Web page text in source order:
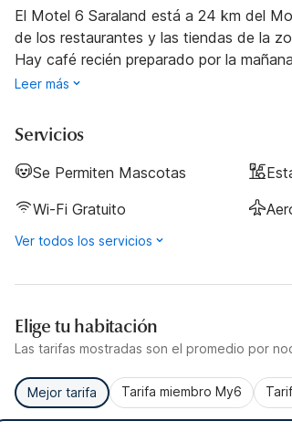
El Motel 6 Saraland está a 24 km del
de los restaurantes y las tiendas de la
Hay café recién preparado por la
Leer más
Servicios
Se Permiten Mascotas
Wi-Fi Gratuito
Ver todos los servicios
Elige tu habitación
Las tarifas mostradas son el promedio por
Mejor tarifa Tarifa miembro My6